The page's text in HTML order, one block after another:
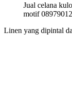
Jual celana
motif
Linen yang dipintal